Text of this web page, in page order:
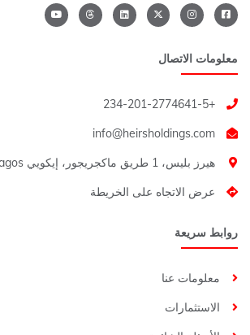
معلومات الاتصال
+234-201-2774641-5
هيرز بليس، 1 طريق ماكجريجور، إيكويي Lagos
عرض الاتجاه على الخريطة
روابط سريعة
معلومات عنا
الاستثمارات